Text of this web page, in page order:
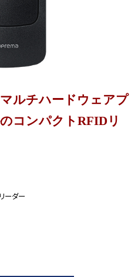
ルチハードウェアプ
コンパクトRFIDリ
ーダー